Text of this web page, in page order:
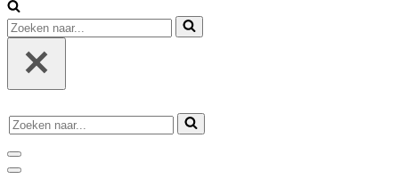
Zoeken
naar...
Zoeken
naar...
navigatie
menu
navigatie